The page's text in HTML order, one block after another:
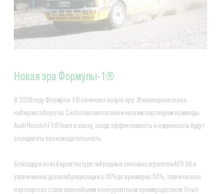
Новая эра Формулы-1®
В 2026 году Формула-1® начинает новую эру. Инженерная гонка
набирает обороты. Castrol является техническим партнером команды
Audi Revolut F1® Team в эпоху, когда эффективность и надежность будут
определять производительность.
Благодаря новой архитектуре гибридных силовых агрегатов AFR 26 и
увеличению доли гибридизации с 15% до примерно 50%, техническое
партнерство стало важнейшим конкурентным преимуществом. Опыт